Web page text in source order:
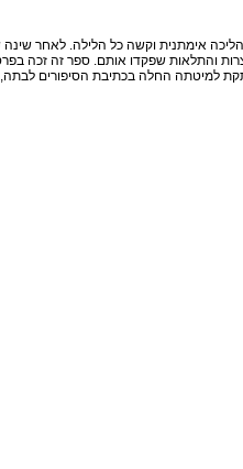
אימתנית וקשה כל הלילה. לאחר
והתלאות שפקדו אותם. ספר זה זכה
החלה בכתיבת הסיפורים לבתה,